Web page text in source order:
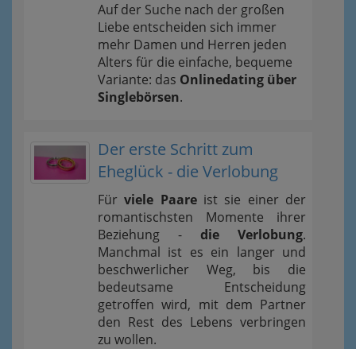
Auf der Suche nach der großen
Liebe entscheiden sich immer
mehr Damen und Herren jeden
Alters für die einfache, bequeme
Variante: das Onlinedating über
Singlebörsen.
Der erste Schritt zum
Eheglück - die Verlobung
Fürviele Paareist sie einer der
romantischsten Momente ihrer
Beziehung - die Verlobung.
Manchmal ist es ein langer und
beschwerlicher Weg, bis die
bedeutsame Entscheidung
getroffen wird, mit dem Partner
den Rest des Lebens verbringen
zu wollen.